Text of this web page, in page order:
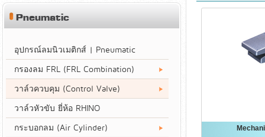
Pneumatic
อุปกรณ์ลมนิวเมติกส์ | Pneumatic
กรองลม FRL (FRL Combination)
วาล์วควบคุม (Control Valve)
วาล์วหัวขับ ยี่ห้อ RHINO
กระบอกลม (Air Cylinder)